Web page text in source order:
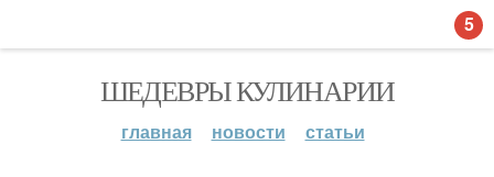
ШЕДЕВРЫ КУЛИНАРИИ
главная новости статьи
5